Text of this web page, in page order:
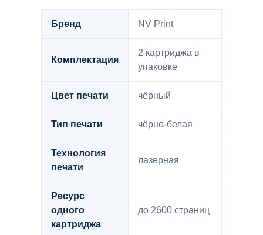
Бренд NV Print
Комплектация
2 картриджа в
упаковке
Цвет печати чёрный
Тип печати чёрно-белая
Технология
печати
лазерная
Ресурс
одного
картриджа
до 2600 страниц